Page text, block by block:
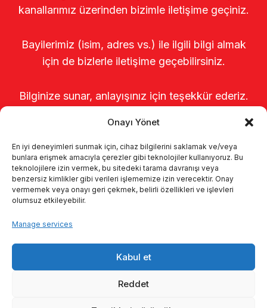
Onayı Yönet
En iyi deneyimleri sunmak için, cihaz bilgilerini saklamak ve/veya
bunlara erişmek amacıyla çerezler gibi teknolojiler kullanıyoruz. Bu
teknolojilere izin vermek, bu sitedeki tarama davranışı veya
benzersiz kimlikler gibi verileri işlememize izin verecektir. Onay
vermemek veya onayı geri çekmek, belirli özellikleri ve işlevleri
olumsuz etkileyebilir.
Manage services
Kabul et
Reddet
kanallarımız üzerinden bizimle iletişime geçiniz.
Bayilerimiz (isim, adres vs.) ile ilgili bilgi almak
için de bizlerle iletişime geçebilirsiniz.
Bilginize sunar, anlayışınız için teşekkür ederiz.
Kalite politikamız